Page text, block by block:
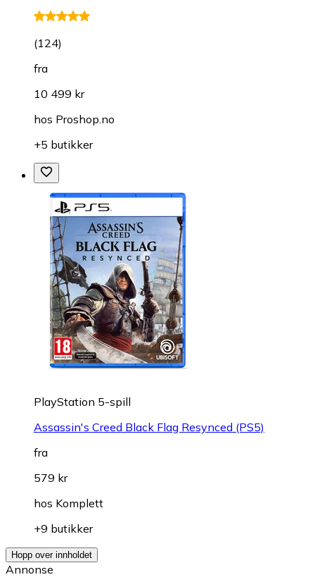
(124)
fra
10 499 kr
hos Proshop.no
+5 butikker
PlayStation 5-spill
Assassin's Creed Black Flag Resynced (PS5)
fra
579 kr
hos Komplett
+9 butikker
Hopp over innholdet
Annonse